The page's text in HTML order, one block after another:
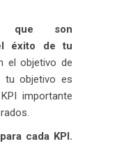
que son
éxito de tu
el objetivo de
tu objetivo es
importante
cada KPI.